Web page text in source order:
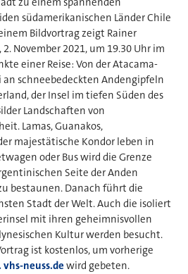
südamerikanischen Länder Chile
Bildvortrag zeigt Rainer
November 2021, um 19.30 Uhr im
einer Reise: Von der Atacama-
an schneebedeckten Andengipfeln
der Insel im tiefen Süden des
Landschaften von
Lamas, Guanakos,
majestätische Kondor leben in
oder Bus wird die Grenze
Seite der Anden
bestaunen. Danach führt die
Stadt der Welt. Auch die isoliert
mit ihren geheimnisvollen
Kultur werden besucht.
ist kostenlos, um vorherige
neuss.dewird gebeten.